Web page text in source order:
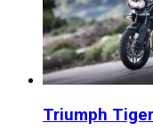
Triumph